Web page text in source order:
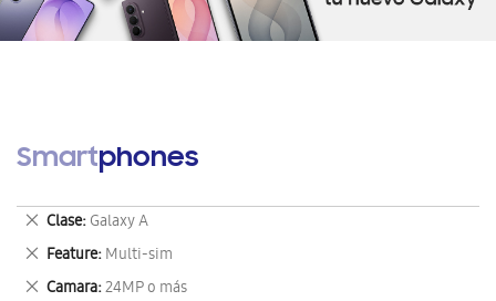
Smartphones
Clase Galaxy A
Eliminar
este
artículo
Feature Multi-sim
Eliminar
este
Camara 24MP o más
Eliminar